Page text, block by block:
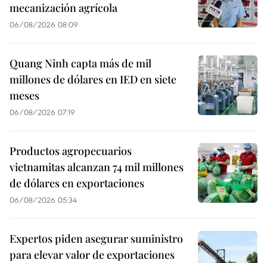
mecanización agrícola
06/08/2026 08:09
Quang Ninh capta más de mil
millones de dólares en IED en siete
meses
06/08/2026 07:19
Productos agropecuarios
vietnamitas alcanzan 74 mil millones
de dólares en exportaciones
06/08/2026 05:34
Expertos piden asegurar suministro
para elevar valor de exportaciones